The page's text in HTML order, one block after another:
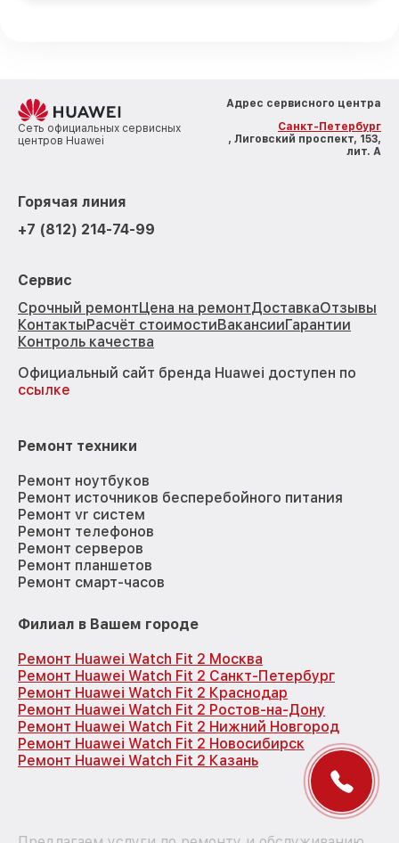
Сеть официальных сервисных
центров Huawei
Адрес сервисного центра
Санкт-Петербург
, Лиговский проспект, 153,
лит. А
Горячая линия
+7 (812) 214-74-99
Сервис
Срочный ремонтЦена на ремонтДоставкаОтзывы
КонтактыРасчёт стоимостиВакансииГарантии
Контроль качества
Официальный сайт бренда Huawei доступен по
ссылке
Ремонт техники
Ремонт ноутбуков
Ремонт источников бесперебойного питания
Ремонт vr систем
Ремонт телефонов
Ремонт серверов
Ремонт планшетов
Ремонт смарт-часов
Филиал в Вашем городе
Ремонт Huawei Watch Fit 2 Москва
Ремонт Huawei Watch Fit 2 Санкт-Петербург
Ремонт Huawei Watch Fit 2 Краснодар
Ремонт Huawei Watch Fit 2 Ростов-на-Дону
Ремонт Huawei Watch Fit 2 Нижний Новгород
Ремонт Huawei Watch Fit 2 Новосибирск
Ремонт Huawei Watch Fit 2 Казань